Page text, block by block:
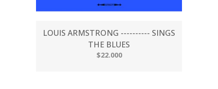
LOUIS ARMSTRONG ---------- SINGS
THE BLUES
$22.000